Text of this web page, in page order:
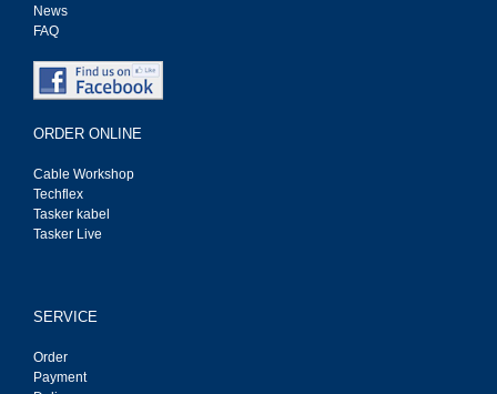
News
FAQ
ORDER ONLINE
Cable Workshop
Techflex
Tasker kabel
Tasker Live
SERVICE
Order
Payment